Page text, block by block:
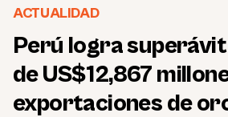
ACTUALIDAD
Perú logra
de US$12,867
exportaciones de